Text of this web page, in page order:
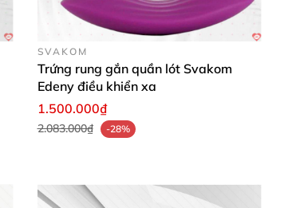
SVAKOM
Trứng rung gắn quần lót Svakom
Edeny điều khiển xa
1.500.000₫
2.083.000₫ -28%